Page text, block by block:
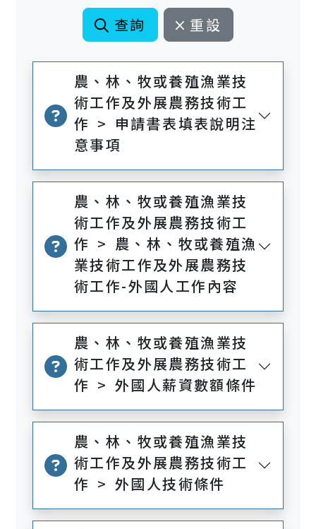
查詢 重設
農、林、牧或養殖漁業技
術工作及外展農務技術工
作 > 申請書表填表說明注
意事項
農、林、牧或養殖漁業技
術工作及外展農務技術工
作 > 農、林、牧或養殖漁
業技術工作及外展農務技
術工作-外國人工作內容
農、林、牧或養殖漁業技
術工作及外展農務技術工
作 > 外國人薪資數額條件
農、林、牧或養殖漁業技
術工作及外展農務技術工
作 > 外國人技術條件